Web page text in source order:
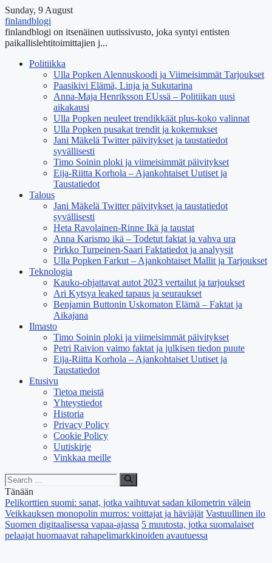
Sunday, 9 August
finlandblogi
finlandblogi on itsenäinen uutissivusto, joka syntyi entisten
paikallislehtitoimittajien j...
Politiikka
Ulla Popken Alennuskoodi ja Viimeisimmät Tarjoukset
Paasikivi Elämä, Linja ja Sukutarina
Anna-Maja Henriksson EUssä – Politiikan uusi
aikakausi
Ulla Popken neuleet trendikkäät plus-koko valinnat
Ulla Popken pusakat trendit ja kokemukset
Jani Mäkelä Twitter päivitykset ja taustatiedot
syvällisesti
Timo Soinin ploki ja viimeisimmät päivitykset
Eija-Riitta Korhola – Ajankohtaiset Uutiset ja
Taustatiedot
Talous
Jani Mäkelä Twitter päivitykset ja taustatiedot
syvällisesti
Heta Ravolainen-Rinne Ikä ja taustat
Anna Karismo ikä – Todetut faktat ja vahva ura
Pirkko Turpeinen-Saari Faktatiedot ja analyysit
Ulla Popken Farkut – Ajankohtaiset Mallit ja Tarjoukset
Teknologia
Kauko-ohjattavat autot 2023 vertailut ja tarjoukset
Ari Kytsya leaked tapaus ja seuraukset
Benjamin Buttonin Uskomaton Elämä – Faktat ja
Aikajana
Ilmasto
Timo Soinin ploki ja viimeisimmät päivitykset
Petri Raivion vaimo faktat ja julkisen tiedon puute
Eija-Riitta Korhola – Ajankohtaiset Uutiset ja
Taustatiedot
Etusivu
Tietoa meistä
Yhteystiedot
Historia
Privacy Policy
Cookie Policy
Uutiskirje
Vinkkaa meille
Search
for:
Tänään
Pelikorttien suomi: sanat, jotka vaihtuvat sadan kilometrin välein
Veikkauksen monopolin murros: voittajat ja häviäjät Vastuullinen ilo
Suomen digitaalisessa vapaa-ajassa 5 muutosta, jotka suomalaiset
pelaajat huomaavat rahapelimarkkinoiden avautuessa